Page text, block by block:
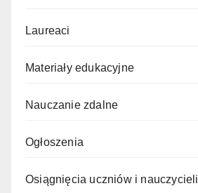
Laureaci
Materiały edukacyjne
Nauczanie zdalne
Ogłoszenia
Osiągnięcia uczniów i nauczycieli